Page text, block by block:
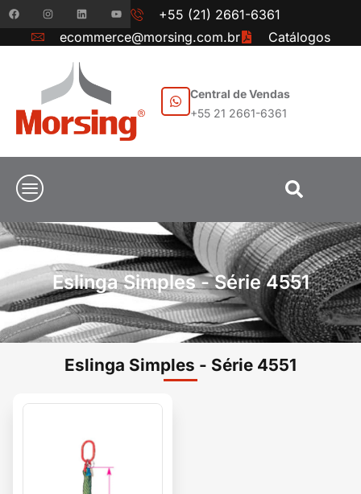
+55 (21) 2661-6361
ecommerce@morsing.com.br
Catálogos
Central de Vendas
+55 21 2661-6361
Eslinga Simples - Série 4551
Eslinga Simples - Série 4551